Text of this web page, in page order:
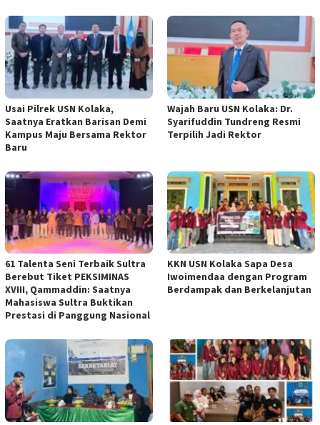
Usai Pilrek USN Kolaka,
Saatnya Eratkan Barisan Demi
Kampus Maju Bersama Rektor
Baru
Wajah Baru USN Kolaka: Dr.
Syarifuddin Tundreng Resmi
Terpilih Jadi Rektor
61 Talenta Seni Terbaik Sultra
Berebut Tiket PEKSIMINAS
XVIII, Qammaddin: Saatnya
Mahasiswa Sultra Buktikan
Prestasi di Panggung Nasional
KKN USN Kolaka Sapa Desa
Iwoimendaa dengan Program
Berdampak dan Berkelanjutan